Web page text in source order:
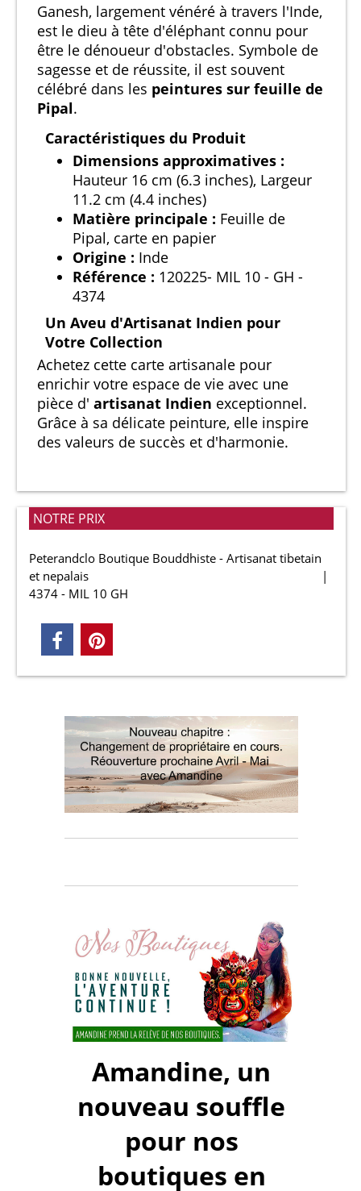
Ganesh, largement vénéré à travers l'Inde,
est le dieu à tête d'éléphant connu pour
être le dénoueur d'obstacles. Symbole de
sagesse et de réussite, il est souvent
célébré dans les peintures sur feuille de
Pipal.
Caractéristiques du Produit
Dimensions approximatives :
Hauteur 16 cm (6.3 inches), Largeur
11.2 cm (4.4 inches)
Matière principale : Feuille de
Pipal, carte en papier
Origine : Inde
Référence : 120225- MIL 10 - GH -
4374
Un Aveu d'Artisanat Indien pour
Votre Collection
Achetez cette carte artisanale pour
enrichir votre espace de vie avec une
pièce d' artisanat Indien exceptionnel.
Grâce à sa délicate peinture, elle inspire
des valeurs de succès et d'harmonie.
NOTRE PRIX
Peterandclo Boutique Bouddhiste - Artisanat tibetain
et nepalais
4374 - MIL 10 GH
Amandine, un
nouveau souffle
pour nos
boutiques en